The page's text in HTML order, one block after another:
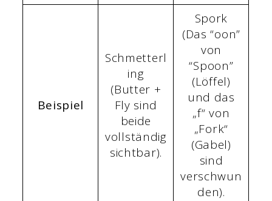
Beispiel
Schmetterl
ing
(Butter +
Fly sind
beide
vollständig
sichtbar).
Spork
(Das “oon”
von
“Spoon”
(Löffel)
und das
„f“ von
„Fork“
(Gabel)
sind
verschwun
den).